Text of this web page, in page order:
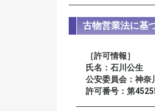
びしゃく
しきみ
高野槇
新ヒバ
若松
シルク常花 蓮
ミニ常花 蓮
仏花
榊
古物営業法に基
［許可情報］
氏名：石川公生
公安委員会：神奈
許可番号：第